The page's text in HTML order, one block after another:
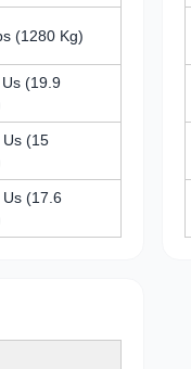
(1280 Kg)
(19.9
(15
(17.6